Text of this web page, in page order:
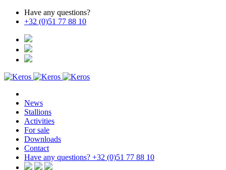
Have any questions?
+32 (0)51 77 88 10
News
Stallions
Activities
For sale
Downloads
Contact
Have any questions? +32 (0)51 77 88 10